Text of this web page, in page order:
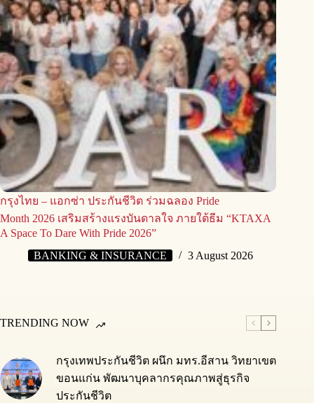
กรุงไทย – แอกซ่า ประกันชีวิต ร่วมฉลอง Pride
Month 2026 เสริมสร้างแรงบันดาลใจ ภายใต้ธีม “KTAXA
A Space To Dare With Pride 2026”
BANKING & INSURANCE
3 August 2026
TRENDING NOW
กรุงเทพประกันชีวิต ผนึก มทร.อีสาน วิทยาเขต
ขอนแก่น พัฒนาบุคลากรคุณภาพสู่ธุรกิจ
ประกันชีวิต